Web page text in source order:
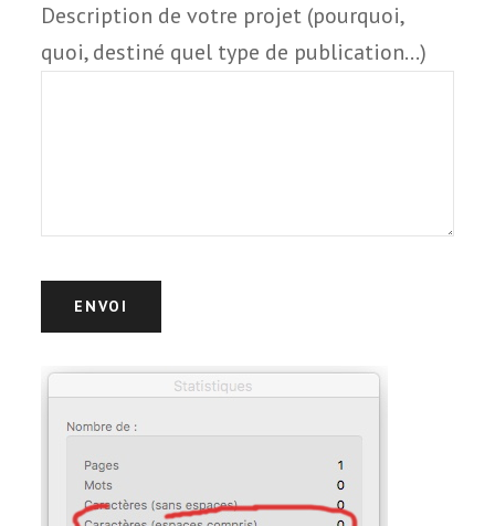
Description de votre pro­jet (pour­quoi,
quoi, des­tiné quel type de publication…)